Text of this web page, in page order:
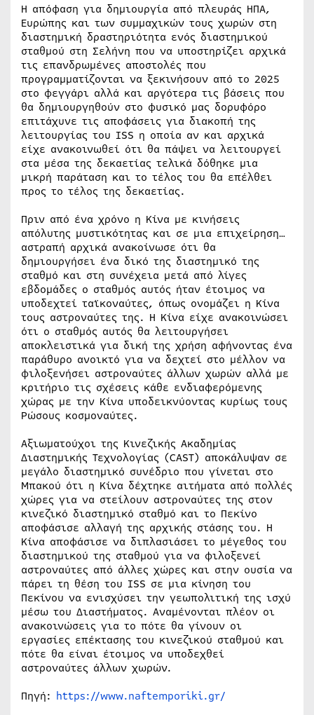
Η απόφαση για δημιουργία από πλευράς ΗΠΑ,
Ευρώπης και των συμμαχικών τους χωρών στη
διαστημική δραστηριότητα ενός διαστημικού
σταθμού στη Σελήνη που να υποστηρίζει αρχικά
τις επανδρωμένες αποστολές που
προγραμματίζονται να ξεκινήσουν από το 2025
στο φεγγάρι αλλά και αργότερα τις βάσεις που
θα δημιουργηθούν στο φυσικό μας δορυφόρο
επιτάχυνε τις αποφάσεις για διακοπή της
λειτουργίας του ISS η οποία αν και αρχικά
είχε ανακοινωθεί ότι θα πάψει να λειτουργεί
στα μέσα της δεκαετίας τελικά δόθηκε μια
μικρή παράταση και το τέλος του θα επέλθει
προς το τέλος της δεκαετίας.
Πριν από ένα χρόνο η Κίνα με κινήσεις
απόλυτης μυστικότητας και σε μια επιχείρηση…
αστραπή αρχικά ανακοίνωσε ότι θα
δημιουργήσει ένα δικό της διαστημικό της
σταθμό και στη συνέχεια μετά από λίγες
εβδομάδες ο σταθμός αυτός ήταν έτοιμος να
υποδεχτεί ταϊκοναύτες, όπως ονομάζει η Κίνα
τους αστροναύτες της. Η Κίνα είχε ανακοινώσει
ότι ο σταθμός αυτός θα λειτουργήσει
αποκλειστικά για δική της χρήση αφήνοντας ένα
παράθυρο ανοικτό για να δεχτεί στο μέλλον να
φιλοξενήσει αστροναύτες άλλων χωρών αλλά με
κριτήριο τις σχέσεις κάθε ενδιαφερόμενης
χώρας με την Κίνα υποδεικνύοντας κυρίως τους
Ρώσους κοσμοναύτες.
Αξιωματούχοι της Κινεζικής Ακαδημίας
Διαστημικής Τεχνολογίας (CAST) αποκάλυψαν σε
μεγάλο διαστημικό συνέδριο που γίνεται στο
Μπακού ότι η Κίνα δέχτηκε αιτήματα από πολλές
χώρες για να στείλουν αστροναύτες της στον
κινεζικό διαστημικό σταθμό και το Πεκίνο
αποφάσισε αλλαγή της αρχικής στάσης του. Η
Κίνα αποφάσισε να διπλασιάσει το μέγεθος του
διαστημικού της σταθμού για να φιλοξενεί
αστροναύτες από άλλες χώρες και στην ουσία να
πάρει τη θέση του ISS σε μια κίνηση του
Πεκίνου να ενισχύσει την γεωπολιτική της ισχύ
μέσω του Διαστήματος. Αναμένονται πλέον οι
ανακοινώσεις για το πότε θα γίνουν οι
εργασίες επέκτασης του κινεζικού σταθμού και
πότε θα είναι έτοιμος να υποδεχθεί
αστροναύτες άλλων χωρών.
Πηγή: https://www.naftemporiki.gr/